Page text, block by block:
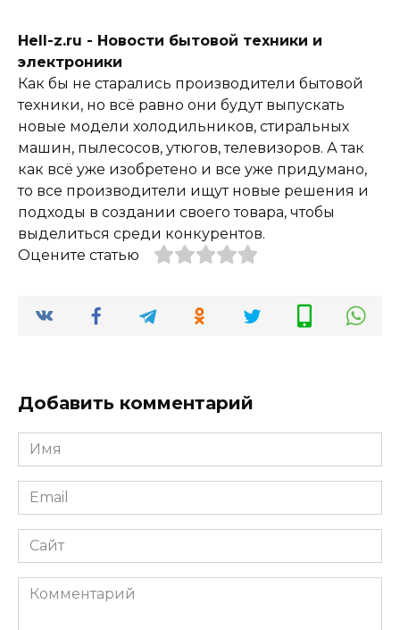
Hell-z.ru - Новости бытовой техники и
электроники
Как бы не старались производители бытовой
техники, но всё равно они будут выпускать
новые модели холодильников, стиральных
машин, пылесосов, утюгов, телевизоров. А так
как всё уже изобретено и все уже придумано,
то все производители ищут новые решения и
подходы в создании своего товара, чтобы
выделиться среди конкурентов.
Оцените статью
Добавить комментарий
Имя
*
Email
*
Сайт
Комментарий